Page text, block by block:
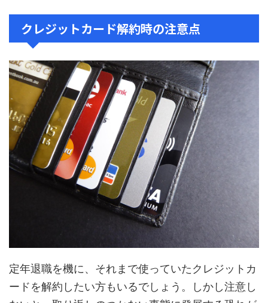
クレジットカード解約時の注意点
定年退職を機に、それまで使っていたクレジットカ
ードを解約したい方もいるでしょう。しかし注意し